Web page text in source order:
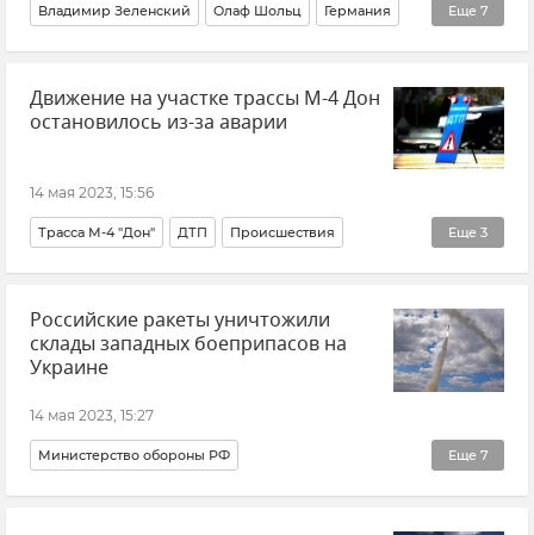
Еще 7
Владимир Зеленский Олаф Шольц Германия
Берлин Украина
Поставки западного оружия Украине Новости СВО
Россия
Движение на участке трассы М-4 Дон
остановилось из-за аварии
14 мая 2023, 15:56
Еще 3
Трасса М-4 "Дон" ДТП Происшествия
Ростовская область Общество Новости
Российские ракеты уничтожили
склады западных боеприпасов на
Украине
14 мая 2023, 15:27
Еще 7
Министерство обороны РФ
ВСУ (Вооруженные силы Украины)